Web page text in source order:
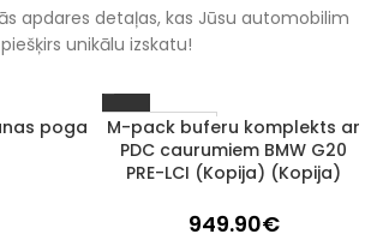
apdares detaļas, kas Jūsu automobilim
piešķirs unikālu izskatu!
poga
1–3 d. d.
M-pack buferu komplekts ar
PDC caurumiem BMW G20
PRE-LCI (Kopija) (Kopija)
949.90€